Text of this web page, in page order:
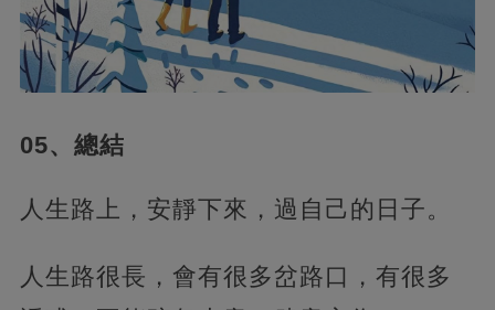
05、總結
人生路上，安靜下來，過自己的日子。
人生路很長，會有很多岔路口，有很多